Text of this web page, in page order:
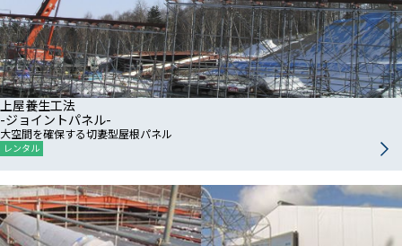
上屋養生工法
-ジョイントパネル-
大空間を確保する切妻型屋根パネル
レンタル